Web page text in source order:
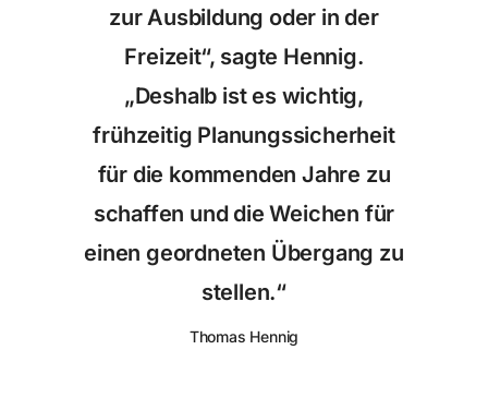
zur Ausbildung oder in der
Freizeit“, sagte Hennig.
„Deshalb ist es wichtig,
frühzeitig Planungssicherheit
für die kommenden Jahre zu
schaffen und die Weichen für
einen geordneten Übergang zu
stellen.“
Thomas Hennig